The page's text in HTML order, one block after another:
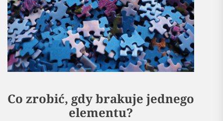
Co zrobić, gdy brakuje jednego
elementu?